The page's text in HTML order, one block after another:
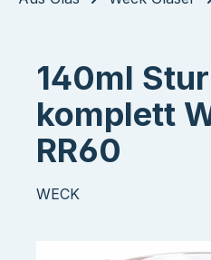
140ml
komplett
RR60
WECK